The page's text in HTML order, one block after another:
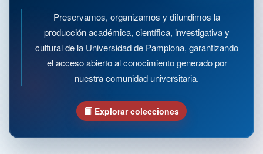
Preservamos, organizamos y difundimos la
producción académica, científica, investigativa y
cultural de la Universidad de Pamplona, garantizando
el acceso abierto al conocimiento generado por
nuestra comunidad universitaria.
Explorar colecciones